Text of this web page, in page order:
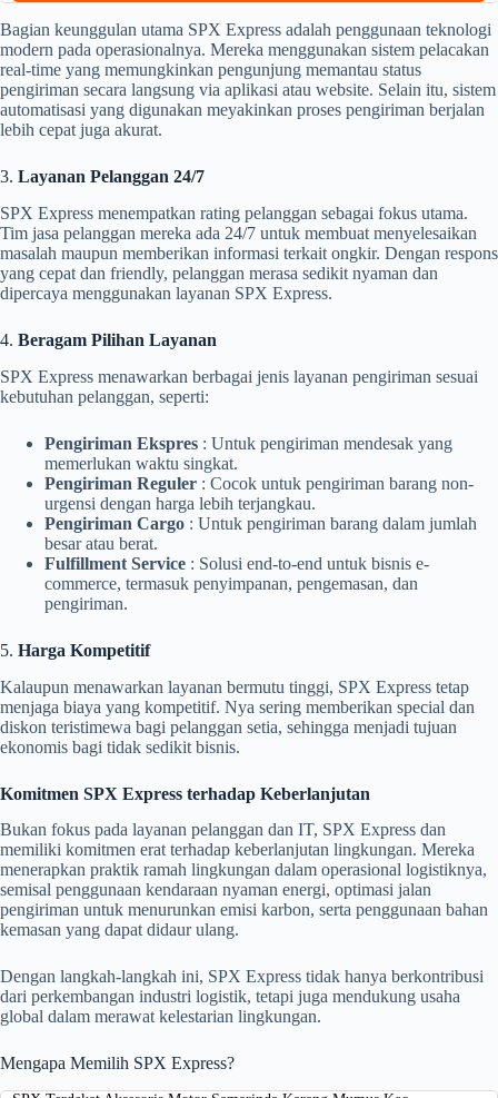
Bagian keunggulan utama SPX Express adalah penggunaan teknologi
modern pada operasionalnya. Mereka menggunakan sistem pelacakan
real-time yang memungkinkan pengunjung memantau status
pengiriman secara langsung via aplikasi atau website. Selain itu, sistem
automatisasi yang digunakan meyakinkan proses pengiriman berjalan
lebih cepat juga akurat.
3. Layanan Pelanggan 24/7
SPX Express menempatkan rating pelanggan sebagai fokus utama.
Tim jasa pelanggan mereka ada 24/7 untuk membuat menyelesaikan
masalah maupun memberikan informasi terkait ongkir. Dengan respons
yang cepat dan friendly, pelanggan merasa sedikit nyaman dan
dipercaya menggunakan layanan SPX Express.
4. Beragam Pilihan Layanan
SPX Express menawarkan berbagai jenis layanan pengiriman sesuai
kebutuhan pelanggan, seperti:
Pengiriman Ekspres : Untuk pengiriman mendesak yang
memerlukan waktu singkat.
Pengiriman Reguler : Cocok untuk pengiriman barang non-
urgensi dengan harga lebih terjangkau.
Pengiriman Cargo : Untuk pengiriman barang dalam jumlah
besar atau berat.
Fulfillment Service : Solusi end-to-end untuk bisnis e-
commerce, termasuk penyimpanan, pengemasan, dan
pengiriman.
5. Harga Kompetitif
Kalaupun menawarkan layanan bermutu tinggi, SPX Express tetap
menjaga biaya yang kompetitif. Nya sering memberikan special dan
diskon teristimewa bagi pelanggan setia, sehingga menjadi tujuan
ekonomis bagi tidak sedikit bisnis.
Komitmen SPX Express terhadap Keberlanjutan
Bukan fokus pada layanan pelanggan dan IT, SPX Express dan
memiliki komitmen erat terhadap keberlanjutan lingkungan. Mereka
menerapkan praktik ramah lingkungan dalam operasional logistiknya,
semisal penggunaan kendaraan nyaman energi, optimasi jalan
pengiriman untuk menurunkan emisi karbon, serta penggunaan bahan
kemasan yang dapat didaur ulang.
Dengan langkah-langkah ini, SPX Express tidak hanya berkontribusi
dari perkembangan industri logistik, tetapi juga mendukung usaha
global dalam merawat kelestarian lingkungan.
Mengapa Memilih SPX Express?